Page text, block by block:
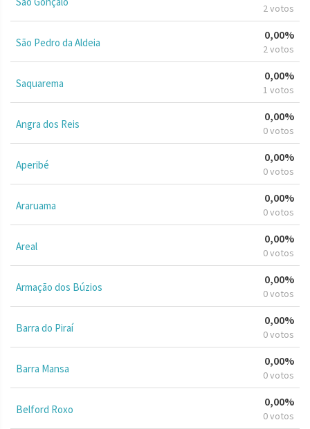
2 votos
São Pedro da Aldeia
0,00%
2 votos
Saquarema
0,00%
1 votos
Angra dos Reis
0,00%
0 votos
Aperibé
0,00%
0 votos
Araruama
0,00%
0 votos
Areal
0,00%
0 votos
Armação dos Búzios
0,00%
0 votos
Barra do Piraí
0,00%
0 votos
Barra Mansa
0,00%
0 votos
Belford Roxo
0,00%
0 votos